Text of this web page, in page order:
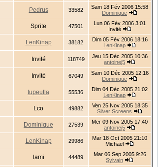
Pedrus 33582
Sam 18 Fév 2006 15:58
Dominique
Sprite 47501
Lun 06 Fév 2006 3:01
Invité
LenKinap 38182
Dim 05 Fév 2006 18:16
LenKinap
Invité 118749
Jeu 15 Déc 2005 10:36
antoinej5
Invité 67049
Sam 10 Déc 2005 12:16
Dominique
tupeutla 55536
Dim 04 Déc 2005 21:02
LenKinap
Lco 49882
Ven 25 Nov 2005 18:35
Silver Screens
Dominique 27539
Mer 09 Nov 2005 17:40
antoinej5
LenKinap 29986
Mar 18 Oct 2005 21:10
Michael
lami 44489
Mar 06 Sep 2005 9:26
Sylvain